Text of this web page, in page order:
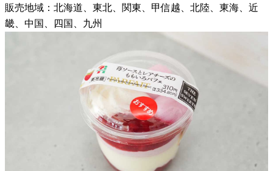
販売地域：北海道、東北、関東、甲信越、北陸、東海、近
畿、中国、四国、九州